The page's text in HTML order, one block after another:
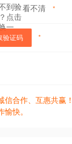
看不清 *
验证码 *
合作、互惠共
快。